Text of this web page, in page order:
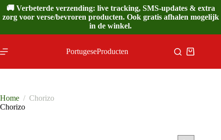
Ga
naar
de
🚚 Verbeterde verzending: live tracking, SMS-updates & extra
zorg voor verse/bevroren producten. Ook gratis afhalen mogelijk
in de winkel.
PortugeseProducten
Home / Chorizo
Chorizo